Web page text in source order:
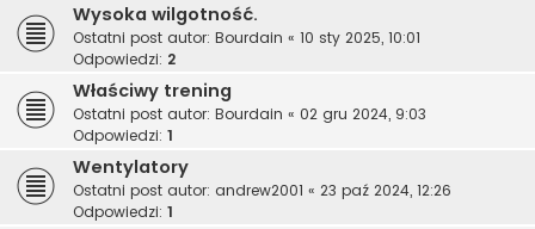
Wysoka wilgotność.
Ostatni post autor: Bourdain « 10 sty 2025, 10:01
Odpowiedzi: 2
Właściwy trening
Ostatni post autor: Bourdain « 02 gru 2024, 9:03
Odpowiedzi: 1
Wentylatory
Ostatni post autor: andrew2001 « 23 paź 2024, 12:26
Odpowiedzi: 1